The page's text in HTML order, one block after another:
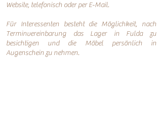
Website, telefonisch oder perE-Mail.
Für Interessenten besteht die Möglichkeit, nach
Terminvereinbarung das Lager in Fulda zu
besichtigen und die Möbel persönlich in
Augenschein zu nehmen.